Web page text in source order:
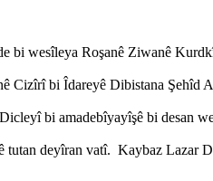
wesîleya Roşanê Ziwanê Kurdkî
Cizîrî bi Îdareyê Dibistana Şehîd
bi amadebîyayîşê bi desan
deyîran vatî. Kaybaz Lazar